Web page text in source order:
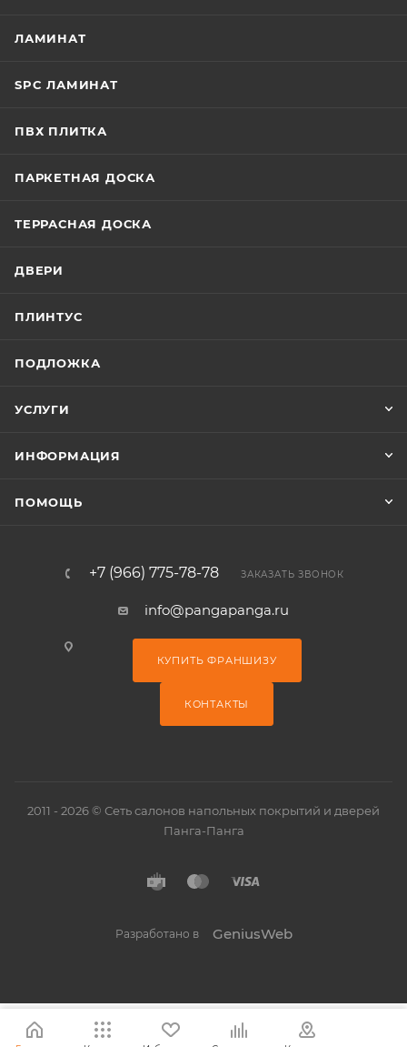
ЛАМИНАТ
SPC ЛАМИНАТ
ПВХ ПЛИТКА
ПАРКЕТНАЯ ДОСКА
ТЕРРАСНАЯ ДОСКА
ДВЕРИ
ПЛИНТУС
ПОДЛОЖКА
УСЛУГИ
ИНФОРМАЦИЯ
ПОМОЩЬ
+7 (966) 775-78-78 ЗАКАЗАТЬ ЗВОНОК
info@pangapanga.ru
КУПИТЬ ФРАНШИЗУ
КОНТАКТЫ
2011 - 2026 © Сеть салонов напольных покрытий и дверей
Панга-Панга
Разработано в GeniusWeb